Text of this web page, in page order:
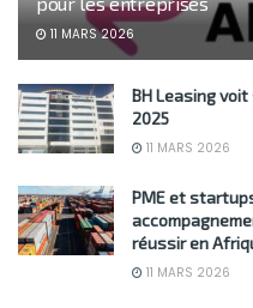
11 MARS 2026
BH Leasing
2025
11 MARS 2026
PME et
réussir en
11 MARS 2026